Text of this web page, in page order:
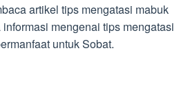
artikel tips mengatasi mabuk
mengenai tips mengatasi
untuk Sobat.